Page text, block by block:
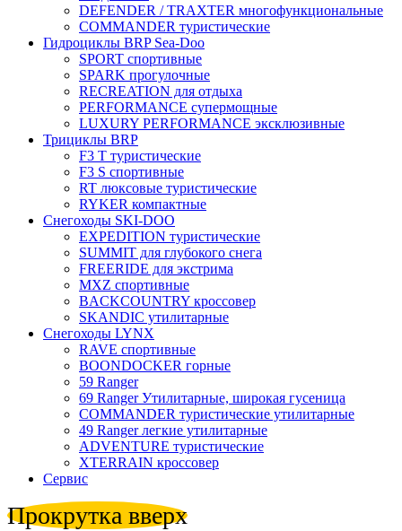
DEFENDER / TRAXTER многофункциональные
COMMANDER туристические
Гидроциклы BRP Sea-Doo
SPORT спортивные
SPARK прогулочные
RECREATION для отдыха
PERFORMANCE супермощные
LUXURY PERFORMANCE эксклюзивные
Трициклы BRP
F3 T туристические
F3 S спортивные
RT люксовые туристические
RYKER компактные
Снегоходы SKI-DOO
EXPEDITION туристические
SUMMIT для глубокого снега
FREERIDE для экстрима
MXZ cпортивные
BACKCOUNTRY кроссовер
SKANDIC утилитарные
Снегоходы LYNX
RAVE спортивные
BOONDOCKER горные
59 Ranger
69 Ranger Утилитарные, широкая гусеница
COMMANDER туристические утилитарные
49 Ranger легкие утилитарные
ADVENTURE туристические
XTERRAIN кроссовер
Сервис
Прокрутка вверх